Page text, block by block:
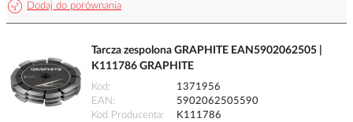
Dodaj do porównania
Tarcza zespolona GRAPHITE EAN5902062505 |
K111786 GRAPHITE
Kod
1371956
EAN
5902062505590
Kod Producenta
K111786